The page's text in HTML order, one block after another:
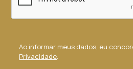
Ao informar meus dados, eu
Privacidade.